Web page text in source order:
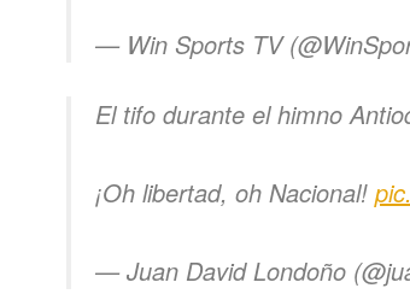
— Win Sports TV
El tifo durante el himno
¡Oh libertad, oh Nacional!
— Juan David Londoño